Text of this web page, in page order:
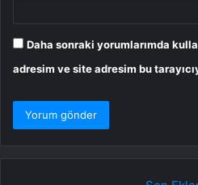
Daha sonraki yorumlarımda
adresim ve site adresim bu